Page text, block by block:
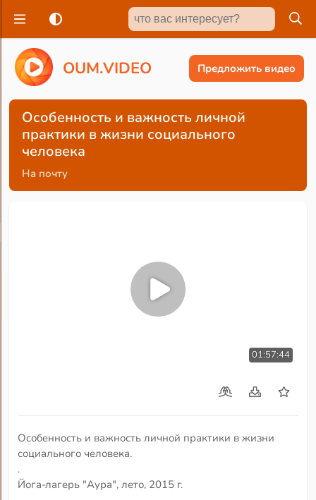
OUM.VIDEO Предложить видео
Особенность и важность личной
практики в жизни социального
человека
На почту
01:57:44
Особенность и важность личной практики в жизни
социального человека.
.
Йога-лагерь "Аура", лето, 2015 г.